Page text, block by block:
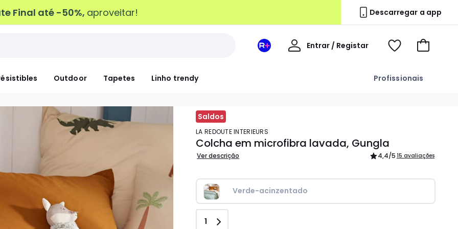
Final até -50%, aproveitar! Descarregar a app
Outdoor Tapetes Linho trendy Profissionais
Espaço
Entrar / Registar
Voir
Ir
carrinho
Saldos
LA REDOUTE INTERIEURS
Colcha em microfibra lavada, Gungla
Ver descrição 4,4/5 15 avaliações
Verde-acinzentado
Quantidade
1